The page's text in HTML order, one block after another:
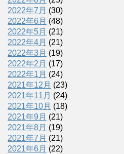
2022年7月 (30)
2022年6月 (48)
2022年5月 (21)
2022年4月 (21)
2022年3月 (19)
2022年2月 (17)
2022年1月 (24)
2021年12月 (23)
2021年11月 (24)
2021年10月 (18)
2021年9月 (21)
2021年8月 (19)
2021年7月 (21)
2021年6月 (22)